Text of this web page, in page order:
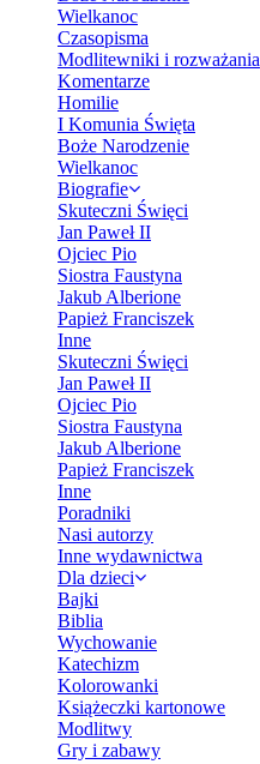
Wielkanoc
Czasopisma
Modlitewniki i rozważania
Komentarze
Homilie
I Komunia Święta
Boże Narodzenie
Wielkanoc
Biografie
Skuteczni Święci
Jan Paweł II
Ojciec Pio
Siostra Faustyna
Jakub Alberione
Papież Franciszek
Inne
Skuteczni Święci
Jan Paweł II
Ojciec Pio
Siostra Faustyna
Jakub Alberione
Papież Franciszek
Inne
Poradniki
Nasi autorzy
Inne wydawnictwa
Dla dzieci
Bajki
Biblia
Wychowanie
Katechizm
Kolorowanki
Książeczki kartonowe
Modlitwy
Gry i zabawy